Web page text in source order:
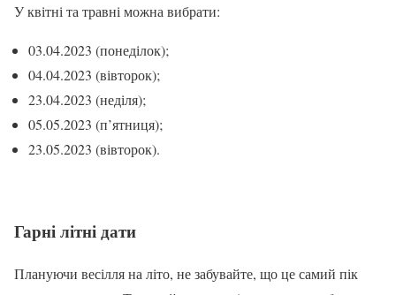
У квітні та травні можна вибрати:
03.04.2023 (понеділок);
04.04.2023 (вівторок);
23.04.2023 (неділя);
05.05.2023 (п’ятниця);
23.05.2023 (вівторок).
Гарні літні дати
Плануючи весілля на літо, не забувайте, що це самий пік